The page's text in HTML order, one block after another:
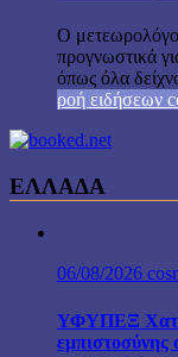
Ο
προγνωστικά
όπως όλα
ροή ειδήσεων
ΕΛΛΑΔΑ
06/08/2026
ΥΦΥΠΕΞ
εμπιστοσύνης